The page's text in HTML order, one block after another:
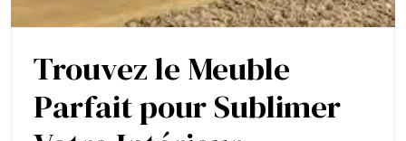
Trouvez le Meuble
Parfait pour Sublimer